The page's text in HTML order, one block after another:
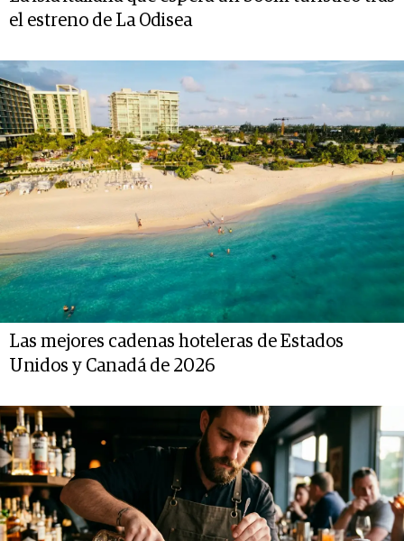
el estreno de La Odisea
Las mejores cadenas hoteleras de Estados
Unidos y Canadá de 2026